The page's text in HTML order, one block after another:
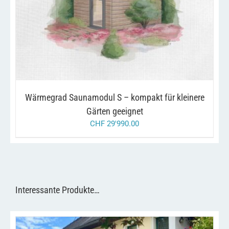
IN DEN WARENKORB / DETAILS
Wärmegrad Saunamodul S – kompakt für kleinere
Gärten geeignet
CHF 29'990.00
Interessante Produkte…